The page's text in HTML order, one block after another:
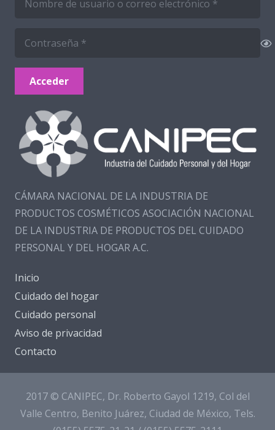
Acceder
CÁMARA NACIONAL DE LA INDUSTRIA DE
PRODUCTOS COSMÉTICOS ASOCIACIÓN NACIONAL
DE LA INDUSTRIA DE PRODUCTOS DEL CUIDADO
PERSONAL Y DEL HOGAR A.C.
Inicio
Cuidado del hogar
Cuidado personal
Aviso de privacidad
Contacto
2017 © CANIPEC, Dr. Roberto Gayol 1219, Col del
Valle Centro, Benito Juárez, Ciudad de México, Tels.